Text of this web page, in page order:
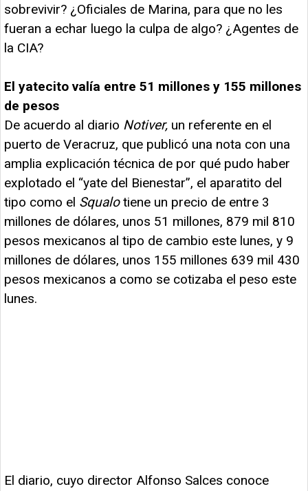
sobrevivir? ¿Oficiales de Marina, para que no les
fueran a echar luego la culpa de algo? ¿Agentes de
la CIA?
El yatecito valía entre 51 millones y 155 millones
de pesos
De acuerdo al diario Notiver, un referente en el
puerto de Veracruz, que publicó una nota con una
amplia explicación técnica de por qué pudo haber
explotado el “yate del Bienestar”, el aparatito del
tipo como el Squalotiene un precio de entre 3
millones de dólares, unos 51 millones, 879 mil 810
pesos mexicanos al tipo de cambio este lunes, y 9
millones de dólares, unos 155 millones 639 mil 430
pesos mexicanos a como se cotizaba el peso este
lunes.
El diario, cuyo director Alfonso Salces conoce